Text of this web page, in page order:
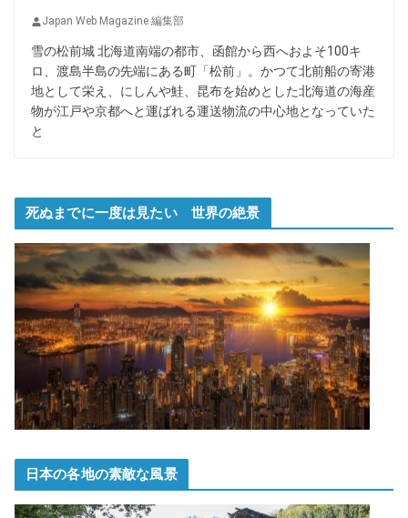
Japan Web Magazine 編集部
雪の松前城 北海道南端の都市、函館から西へおよそ100キ
ロ、渡島半島の先端にある町「松前」。かつて北前船の寄港
地として栄え、にしんや鮭、昆布を始めとした北海道の海産
物が江戸や京都へと運ばれる運送物流の中心地となっていた
と
死ぬまでに一度は見たい 世界の絶景
日本の各地の素敵な風景